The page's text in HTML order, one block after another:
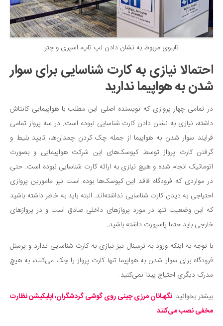
تابلوی مربوط به نشان دادن لپ تاپ، اسپری و چتر
احتمالا نیازی به کارت شناسایی برای سوار
شدن به هواپیما ندارید
در تمامی چهار پروازی که نویسنده اصلی این مطلب با هواپیمایی کانتاش
داشته، نیازی به نشان دادن کارت شناسایی نبوده است. در سه پرواز تمامی
فرایند سوار شدن به هواپیما از جمله چک کردن چمدان‌ها، تایید بلیط و
گرفتن کارت پرواز توسط کیوسک‌های این شرکت هواپیمایی و بصورت
اتوماتیک انجام شده و هیچ نیازی به ارائه کارت شناسایی نبوده است. حتی
در مواردی که فرودگاه فاقد این کیوسک‌ها بوده است نیز مامورین پروازی
احتیاجی به دیدن کارت شناسایی نداشته‌اند. البته باید به خاطر داشته باشید
که این وضعیت تنها در مورد پروازهای داخلی صادق است و در پروازهای
خارجی باید حتما پاسپورت داشته باشید.
با توجه به اینکه ورود به ترمینال نیز نیازی به کارت شناسایی ندارد و پرسنل
فرودگاه برای سوار شدن به هواپیما تنها کارت پرواز را چک می‌کنند، به هیچ
مدرک دیگری احتیاج پیدا نمی‌کنید.
بیشتر بخوانید: نگهبانان مرزی چینی روی گوشی گردشگران، اپلیکیشن نظارت
مخفی نصب می‌کنند